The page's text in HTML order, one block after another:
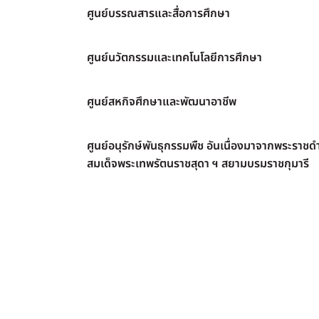
ศูนย์บรรณสารและสื่อการศึกษา
ศูนย์นวัตกรรมและเทคโนโลยีการศึกษา
ศูนย์สหกิจศึกษาและพัฒนาอาชีพ
ศูนย์อนุรักษ์พันธุกรรมพืช อันเนื่องมาจากพระราชด
สมเด็จพระเทพรัตนราชสุดา ฯ สยามบรมราชกุมารี